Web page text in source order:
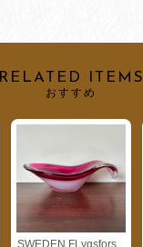
RELATED ITEMS
おすすめ
SWEDEN FLygsfors